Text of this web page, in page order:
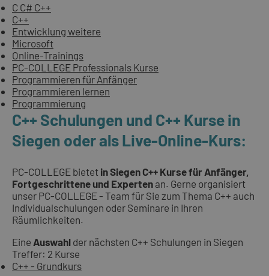
C C# C++
C++
Entwicklung weitere
Microsoft
Online-Trainings
PC-COLLEGE Professionals Kurse
Programmieren für Anfänger
Programmieren lernen
Programmierung
C++ Schulungen und C++ Kurse in
Siegen oder als Live-Online-Kurs:
PC-COLLEGE bietet in Siegen C++ Kurse für Anfänger,
Fortgeschrittene und Experten an. Gerne organisiert
unser PC-COLLEGE - Team für Sie zum Thema C++ auch
Individualschulungen oder Seminare in Ihren
Räumlichkeiten.
Eine Auswahl der nächsten C++ Schulungen in Siegen
Treffer: 2 Kurse
C++ - Grundkurs